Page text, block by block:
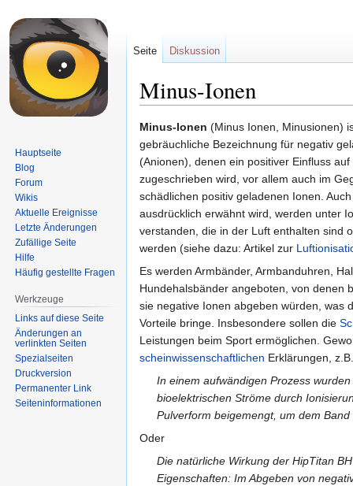
Minus-Ionen
Zur
Navigation
springen
Zur
Suche
springen
Minus-Ionen (Minus Ionen, Minusionen)
gebräuchliche Bezeichnung für negativ
(Anionen), denen ein positiver Einfluss
zugeschrieben wird, vor allem auch im
schädlichen positiv geladenen Ionen.
ausdrücklich erwähnt wird, werden unter
verstanden, die in der Luft enthalten sind
werden (siehe dazu: Artikel zur
Es werden Armbänder, Armbanduhren,
Hundehalsbänder angeboten, von denen
sie negative Ionen abgeben würden, was
Vorteile bringe. Insbesondere sollen die
Leistungen beim Sport ermöglichen.
scheinwissenschaftlichen Erklärungen, z.B.
In einem aufwändigen Prozess
bioelektrischen Ströme durch
Pulverform beigemengt, um dem
Oder
Die natürliche Wirkung der HipTitan
Eigenschaften: Im Abgeben von
Seite Diskussion
Hauptseite
Blog
Forum
Wikis
Aktuelle Ereignisse
Letzte Änderungen
Zufällige Seite
Hilfe
Häufig gestellte Fragen
Werkzeuge
Links auf diese Seite
Änderungen an
verlinkten Seiten
Spezialseiten
Druckversion
Permanenter Link
Seiten­informationen